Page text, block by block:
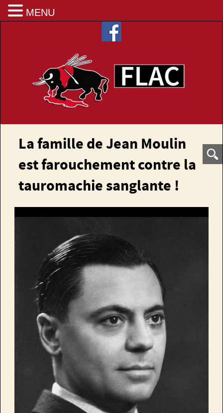
La famille de Jean Moulin
est farouchement contre la
tauromachie sanglante !
MENU